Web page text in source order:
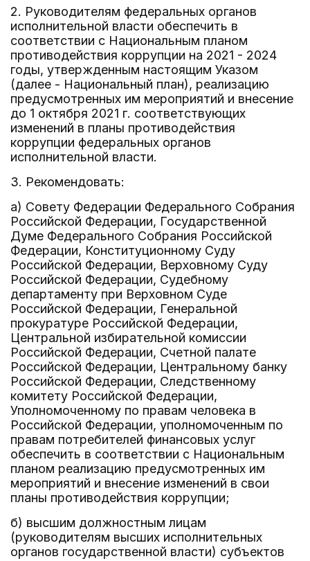
2. Руководителям федеральных органов
исполнительной власти обеспечить в
соответствии с Национальным планом
противодействия коррупции на 2021 - 2024
годы, утвержденным настоящим Указом
(далее - Национальный план), реализацию
предусмотренных им мероприятий и внесение
до 1 октября 2021 г. соответствующих
изменений в планы противодействия
коррупции федеральных органов
исполнительной власти.
3. Рекомендовать:
а) Совету Федерации Федерального Собрания
Российской Федерации, Государственной
Думе Федерального Собрания Российской
Федерации, Конституционному Суду
Российской Федерации, Верховному Суду
Российской Федерации, Судебному
департаменту при Верховном Суде
Российской Федерации, Генеральной
прокуратуре Российской Федерации,
Центральной избирательной комиссии
Российской Федерации, Счетной палате
Российской Федерации, Центральному банку
Российской Федерации, Следственному
комитету Российской Федерации,
Уполномоченному по правам человека в
Российской Федерации, уполномоченным по
правам потребителей финансовых услуг
обеспечить в соответствии с Национальным
планом реализацию предусмотренных им
мероприятий и внесение изменений в свои
планы противодействия коррупции;
б) высшим должностным лицам
(руководителям высших исполнительных
органов государственной власти) субъектов